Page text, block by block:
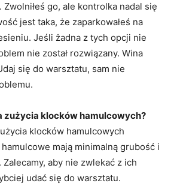
go, ale kontrolka nadal się
jest taka, że zaparkowałeś na
Jeśli żadna z tych opcji nie
nie został rozwiązany. Wina
się do warsztatu, sam nie
zużycia klocków hamulcowych?
klocków hamulcowych
mają minimalną grubość i
aby nie zwlekać z ich
udać się do warsztatu.